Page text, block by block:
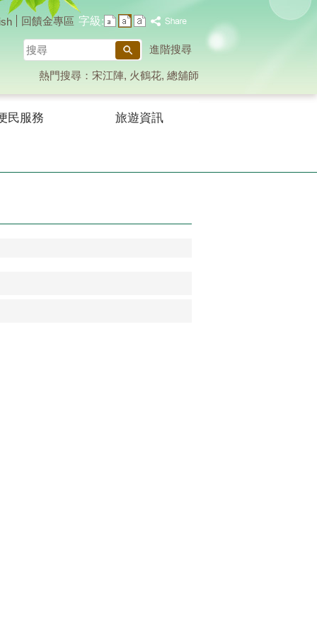
回饋金專區 字級:
搜
尋
進階搜尋
熱門搜尋： 宋江陣 火鶴花 總舖師
民服務 旅遊資訊